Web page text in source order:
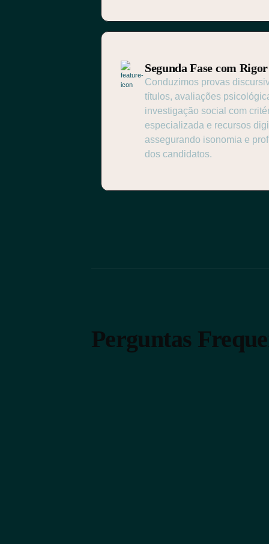
Segunda Fase com
Conduzimos provas
títulos, avaliações
investigação social com
especializada e recursos
assegurando isonomia e
dos candidatos.
Perguntas